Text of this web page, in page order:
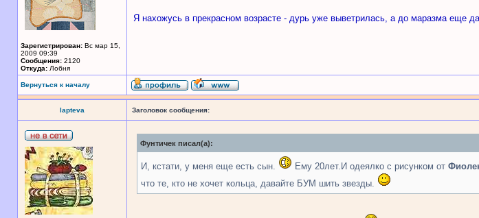
Зарегистрирован: Вс мар 15,
2009 09:39
Сообщения: 2120
Откуда: Лобня
Я нахожусь в прекрасном возрасте - дурь уже выветрилась, а до маразма еще
Вернуться к началу
lapteva Заголовок сообщения:
Фунтичек писал(а):
И, кстати, у меня еще есть сын. Ему 20лет.И одеялко с рисунком от
что те, кто не хочет кольца, давайте БУМ шить звезды.